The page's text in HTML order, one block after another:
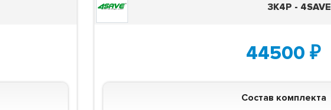
3K4P - 4SAVE
44500 ₽
Состав комплекта